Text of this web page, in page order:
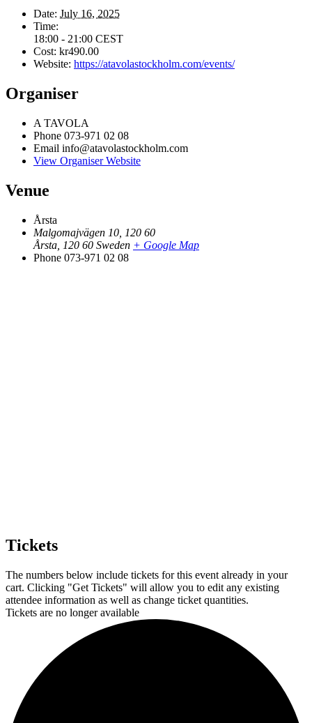
Date: July 16, 2025
Time:
18:00 - 21:00 CEST
Cost: kr490.00
Website: https://atavolastockholm.com/events/
Organiser
A TAVOLA
Phone 073-971 02 08
Email info@atavolastockholm.com
View Organiser Website
Venue
Årsta
Malgomajvägen 10, 120 60
Årsta 120 60 Sweden + Google Map
Phone 073-971 02 08
Tickets
The numbers below include tickets for this event already in your
cart. Clicking "Get Tickets" will allow you to edit any existing
attendee information as well as change ticket quantities.
Tickets are no longer available